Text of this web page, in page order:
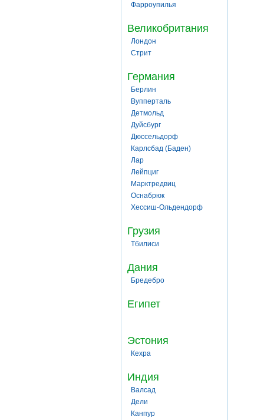
Фарроупилья
Великобритания
Лондон
Стрит
Германия
Берлин
Вупперталь
Детмольд
Дуйсбург
Дюссельдорф
Карлсбад (Баден)
Лар
Лейпциг
Марктредвиц
Оснабрюк
Хессиш-Ольдендорф
Грузия
Тбилиси
Дания
Бредебро
Египет
Эстония
Кехра
Индия
Валсад
Дели
Канпур